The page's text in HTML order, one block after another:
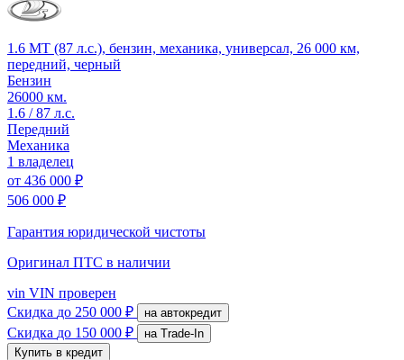
1.6 MT (87 л.с.), бензин, механика, универсал, 26 000 км,
передний, черный
Бензин
26000 км.
1.6 / 87 л.с.
Передний
Механика
1 владелец
от 436 000 ₽
506 000 ₽
Гарантия юридической чистоты
Оригинал ПТС в наличии
vin VIN проверен
Скидка до 250 000 ₽ на автокредит
Скидка до 150 000 ₽
на Trade-In
Купить в кредит